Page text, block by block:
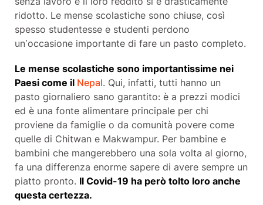
ridotto. Le mense scolastiche sono chiuse, così
spesso studentesse e studenti perdono
un’occasione importante di fare un pasto completo.
Le mense scolastiche sono importantissime nei
Paesi come il Nepal. Qui, infatti, tutti hanno un
pasto giornaliero sano garantito: è a prezzi modici
ed è una fonte alimentare principale per chi
proviene da famiglie o da comunità povere come
quelle di Chitwan e Makwampur. Per bambine e
bambini che mangerebbero una sola volta al giorno,
fa una differenza enorme sapere di avere sempre un
piatto pronto. Il Covid-19 ha però tolto loro anche
questa certezza.